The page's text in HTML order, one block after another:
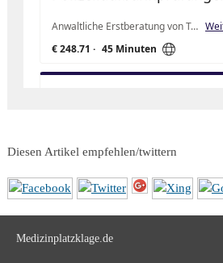
Diesen Artikel empfehlen/twittern
Medizinplatzklage.de